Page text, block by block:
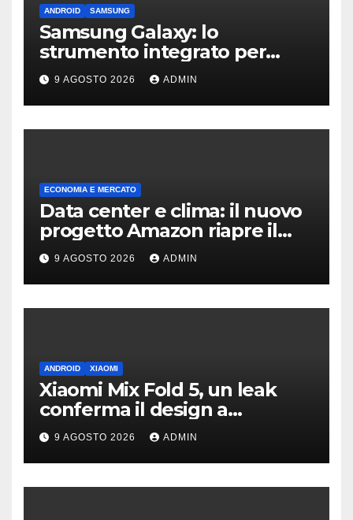
ANDROID SAMSUNG
Samsung Galaxy: lo
strumento integrato per
liberare spazio sullo
smartphone
9 AGOSTO 2026 ADMIN
ECONOMIA E MERCATO
Data center e clima: il nuovo
progetto Amazon riapre il
dibattito sulle emissioni
9 AGOSTO 2026 ADMIN
ANDROID XIAOMI
Xiaomi Mix Fold 5, un leak
conferma il design a
passaporto e HyperOS 4
9 AGOSTO 2026 ADMIN